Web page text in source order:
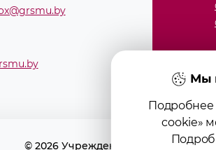
© 2026 Учреждение образования
Мы
Подробнее
cookie»